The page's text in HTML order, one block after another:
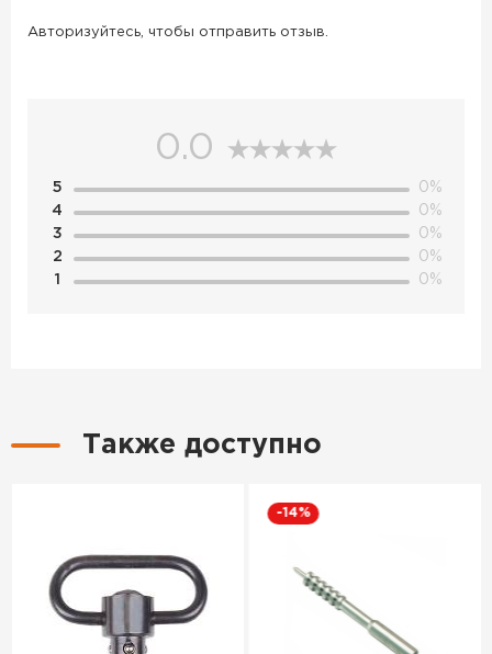
Авторизуйтесь, чтобы отправить отзыв.
0.0
5
0%
4
0%
3
0%
2
0%
1
0%
Также доступно
-14%